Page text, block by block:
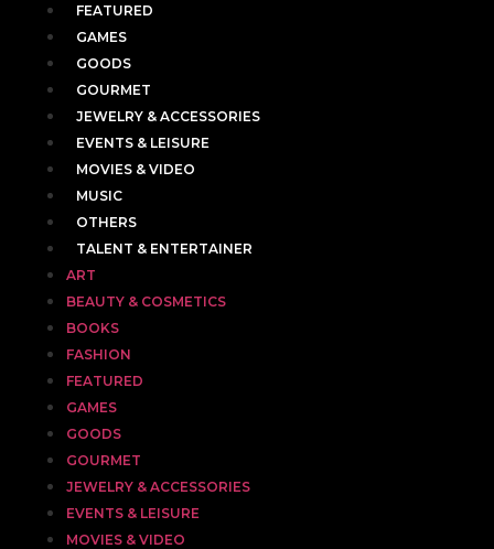
FEATURED
GAMES
GOODS
GOURMET
JEWELRY & ACCESSORIES
EVENTS & LEISURE
MOVIES & VIDEO
MUSIC
OTHERS
TALENT & ENTERTAINER
ART
BEAUTY & COSMETICS
BOOKS
FASHION
FEATURED
GAMES
GOODS
GOURMET
JEWELRY & ACCESSORIES
EVENTS & LEISURE
MOVIES & VIDEO